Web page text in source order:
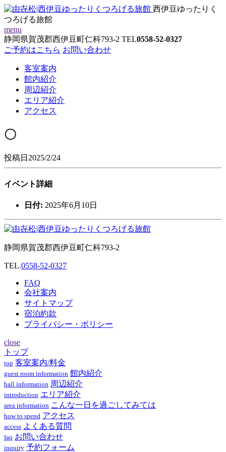
西伊豆ゆったりく
つろげる旅館
menu
静岡県賀茂郡西伊豆町仁科793-2 TEL0558-52-0327
ご予約はこちら お問い合わせ
客室案内
館内紹介
周辺紹介
エリア紹介
アクセス
〇
投稿日2025/2/24
イベント詳細
日付: 2025年6月10日
静岡県賀茂郡西伊豆町仁科793-2
TEL.0558-52-0327
FAQ
会社案内
サイトマップ
宿泊約款
プライバシー・ポリシー
close
トップ
top 客室案内/料金
guest room information 館内紹介
hall information 周辺紹介
introduction エリア紹介
area information こんな一日を過ごしてみては
how to spend アクセス
access よくある質問
faq お問い合わせ
inquiry 予約フォーム